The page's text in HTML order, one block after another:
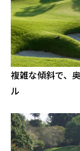
複雑な傾斜で、
ル